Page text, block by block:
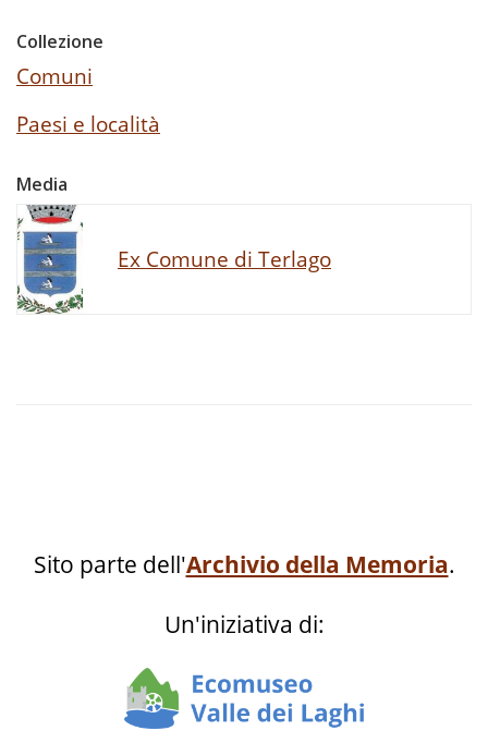
Collezione
Comuni
Paesi e località
Media
Ex Comune di Terlago
Sito parte dell'Archivio della Memoria.
Un'iniziativa di: